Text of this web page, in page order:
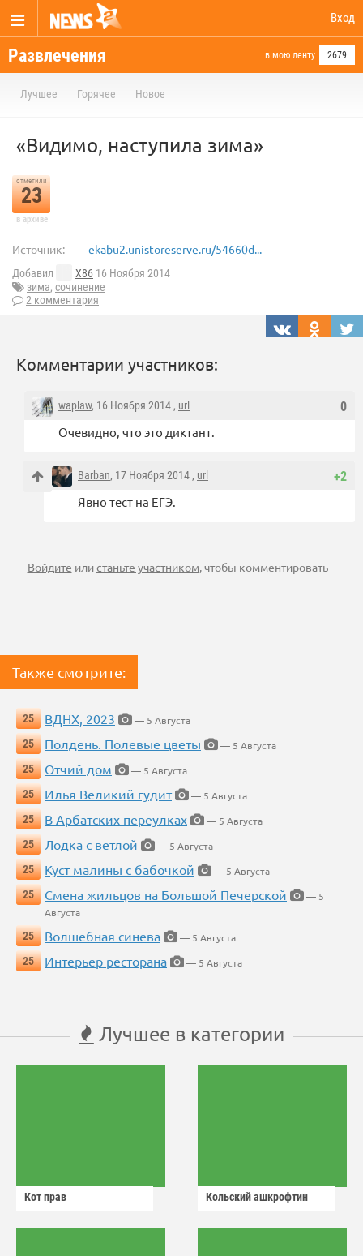
Вход
Развлечения в мою ленту 2679
Лучшее Горячее Новое
«Видимо, наступила зима»
отметили
23
в архиве
Источник: ekabu2.unistoreserve.ru/54660d...
Добавил X86 16 Ноября 2014
зима, сочинение
2 комментария
Комментарии участников:
0
waplaw, 16 Ноября 2014 , url
Очевидно, что это диктант.
+2
Barban, 17 Ноября 2014 , url
Явно тест на ЕГЭ.
Войдите илистаньте участником, чтобы комментировать
Также смотрите:
25 ВДНХ, 2023
— 5 Августа
25
Полдень. Полевые цветы
— 5 Августа
25
Отчий дом
— 5 Августа
25
Илья Великий гудит
— 5 Августа
25
В Арбатских переулках
— 5 Августа
25
Лодка с ветлой
— 5 Августа
25
Куст малины с бабочкой
— 5 Августа
25
Смена жильцов на Большой Печерской
— 5
Августа
25
Волшебная синева
— 5 Августа
25
Интерьер ресторана — 5 Августа
Лучшее в категории
Кот прав Кольский ашкрофтин